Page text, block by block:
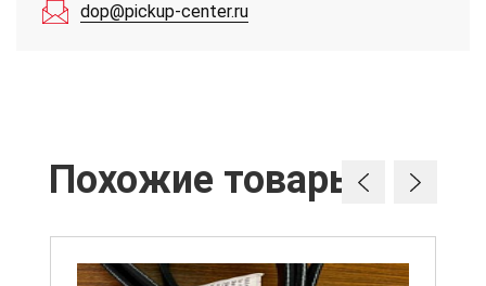
dop@pickup-center.ru
Похожие товары